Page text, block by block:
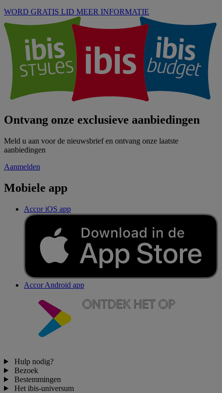
WORD GRATIS LID MEER INFORMATIE
Ontvang onze exclusieve aanbiedingen
Meld u aan voor de nieuwsbrief en ontvang onze laatste
aanbiedingen
Aanmelden
Mobiele app
Accor iOS app
Accor Android app
Hulp nodig?
Bezoek
Bestemmingen
Het ibis-universum